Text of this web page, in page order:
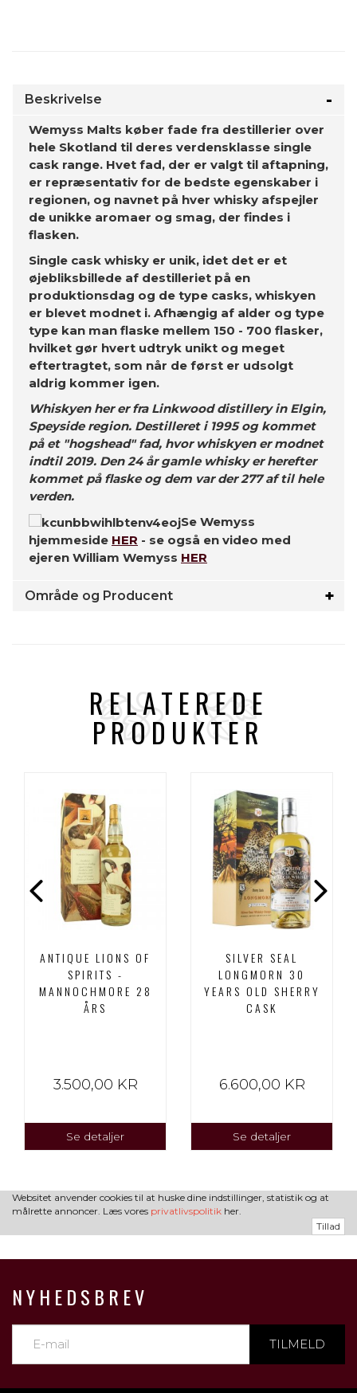
Beskrivelse
Wemyss Malts køber fade fra destillerier over
hele Skotland til deres verdensklasse single
cask range. Hvet fad, der er valgt til aftapning,
er repræsentativ for de bedste egenskaber i
regionen, og navnet på hver whisky afspejler
de unikke aromaer og smag, der findes i
flasken.
Single cask whisky er unik, idet det er et
øjebliksbillede af destilleriet på en
produktionsdag og de type casks, whiskyen
er blevet modnet i. Afhængig af alder og type
type kan man flaske mellem 150 - 700 flasker,
hvilket gør hvert udtryk unikt og meget
eftertragtet, som når de først er udsolgt
aldrig kommer igen.
Whiskyen her er fra Linkwood distillery in Elgin,
Speyside region. Destilleret i 1995 og kommet
på et "hogshead" fad, hvor whiskyen er modnet
indtil 2019. Den 24 år gamle whisky er herefter
kommet på flaske og dem var der 277 af til hele
verden.
Se Wemyss
hjemmeside HER - se også en video med
ejeren William Wemyss HER
Område og Producent
RELATEREDE
PRODUKTER
ANTIQUE LIONS OF
SPIRITS -
MANNOCHMORE 28
ÅRS
3.500,00 KR
Se detaljer
SILVER SEAL
LONGMORN 30
YEARS OLD SHERRY
CASK
6.600,00 KR
Se detaljer
Websitet anvender cookies til at huske dine indstillinger, statistik og at
målrette annoncer. Læs vores privatlivspolitik her.
Tillad
NYHEDSBREV
TILMELD